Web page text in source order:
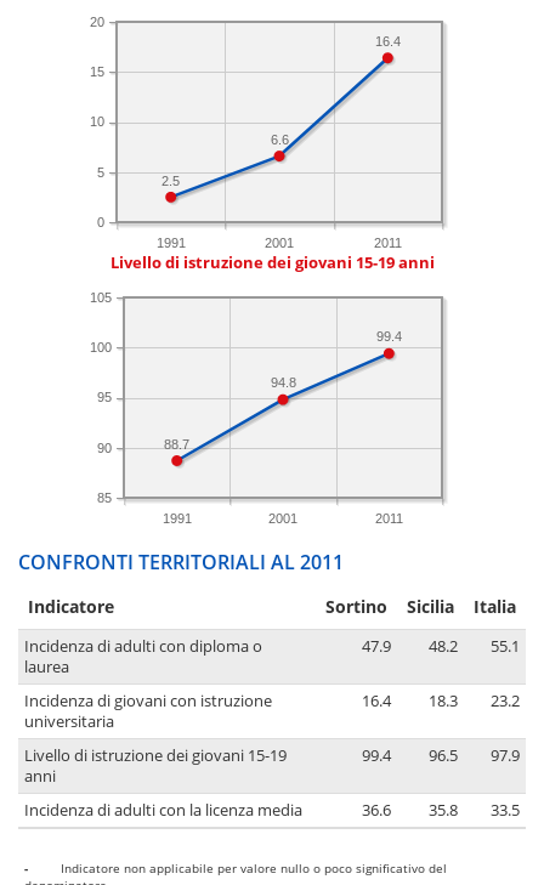
1991 2001 2011
0
5
10
15
20
16.4
6.6
2.5
Livello di istruzione dei giovani 15-19 anni
1991 2001 2011
85
90
95
100
105
99.4
94.8
88.7
CONFRONTI TERRITORIALI AL 2011
Indicatore Sortino Sicilia Italia
Incidenza di adulti con diploma o
laurea
47.9 48.2 55.1
Incidenza di giovani con istruzione
universitaria
16.4 18.3 23.2
Livello di istruzione dei giovani 15-19
anni
99.4 96.5 97.9
Incidenza di adulti con la licenza media 36.6 35.8 33.5
-
Indicatore non applicabile per valore nullo o poco significativo del